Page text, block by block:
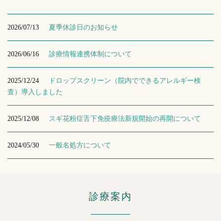
2026/07/13 夏季休診日のお知らせ
2026/06/16 診療情報連携体制について
2025/12/24
ドロップスクリーン（院内でできるアレルギー検
査）導入しました
2025/12/08 スギ花粉症舌下免疫療法新規開始の再開について
2024/05/30 一般名処方について
診療案内